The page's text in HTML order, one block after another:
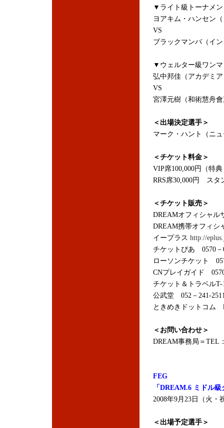
▼ライト級トーナメ
ヨアキム・ハンセン
VS
ブラックマンバ（イ
▼ウェルター級ワン
弘中邦佳（アカデミ
VS
宮澤元樹（和術慧舟
＜出場決定選手＞
マーク・ハント（ニ
＜チケット料金＞
VIP席100,000円（特
RRS席30,000円 スタ
＜チケット販売＞
DREAMオフィシャ
DREAM携帯オフィ
イープラス http://
チケットぴあ 0570－
ローソンチケット
CNプレイガイド
チケット＆トラベル
公武堂 052－241-
ときめきドットコム
＜お問い合わせ＞
DREAM事務局＝TEL
FEG
「DREAM.6 ミドル
2008年9月23日（火・
＜出場予定選手＞